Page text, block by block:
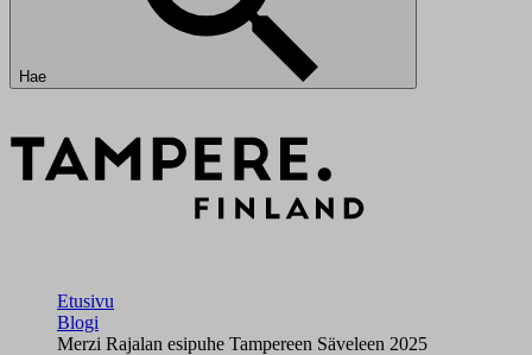
Hae
Etusivu
Blogi
Merzi Rajalan esipuhe Tampereen Säveleen 2025